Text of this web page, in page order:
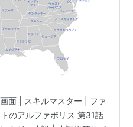
面 | スキルマスター | ファ
のアルファポリス 第31話